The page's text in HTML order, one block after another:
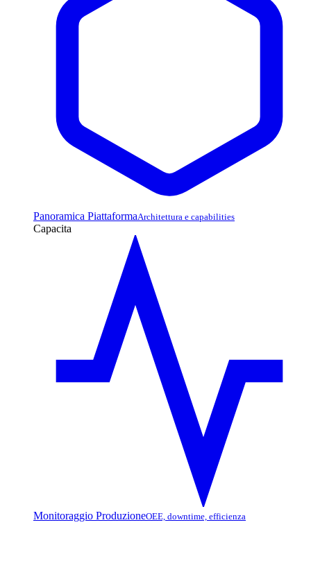
Panoramica PiattaformaArchitettura e capabilities
Capacita
Monitoraggio ProduzioneOEE, downtime, efficienza